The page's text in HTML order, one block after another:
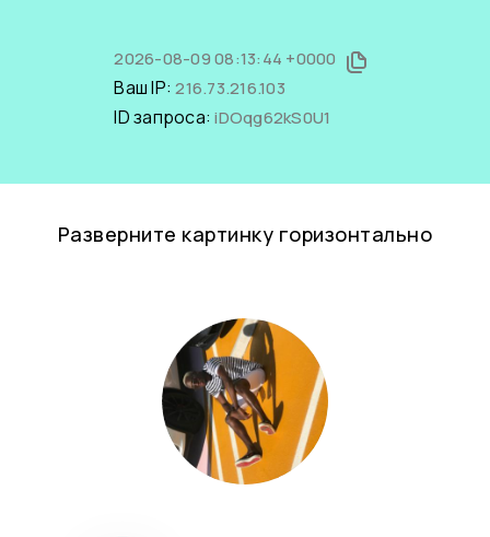
2026-08-09 08:13:44 +0000
Ваш IP:216.73.216.103
ID запроса:iDOqg62kS0U1
Разверните картинку горизонтально